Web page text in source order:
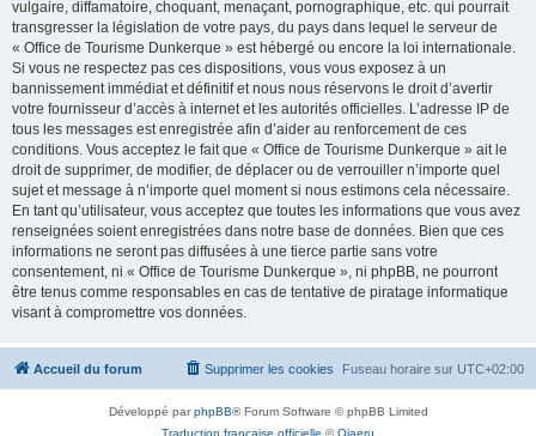
vulgaire, diffamatoire, choquant, menaçant, pornographique, etc. qui pourrait
transgresser la législation de votre pays, du pays dans lequel le serveur de
« Office de Tourisme Dunkerque » est hébergé ou encore la loi internationale.
Si vous ne respectez pas ces dispositions, vous vous exposez à un
bannissement immédiat et définitif et nous nous réservons le droit d’avertir
votre fournisseur d’accès à internet et les autorités officielles. L’adresse IP de
tous les messages est enregistrée afin d’aider au renforcement de ces
conditions. Vous acceptez le fait que « Office de Tourisme Dunkerque » ait le
droit de supprimer, de modifier, de déplacer ou de verrouiller n’importe quel
sujet et message à n’importe quel moment si nous estimons cela nécessaire.
En tant qu’utilisateur, vous acceptez que toutes les informations que vous avez
renseignées soient enregistrées dans notre base de données. Bien que ces
informations ne seront pas diffusées à une tierce partie sans votre
consentement, ni « Office de Tourisme Dunkerque », ni phpBB, ne pourront
être tenus comme responsables en cas de tentative de piratage informatique
visant à compromettre vos données.
Accueil du forum Fuseau horaire sur UTC+02:00
Supprimer les cookies
Développé parphpBB® Forum Software © phpBB Limited
Traduction française officielle ©Qiaeru